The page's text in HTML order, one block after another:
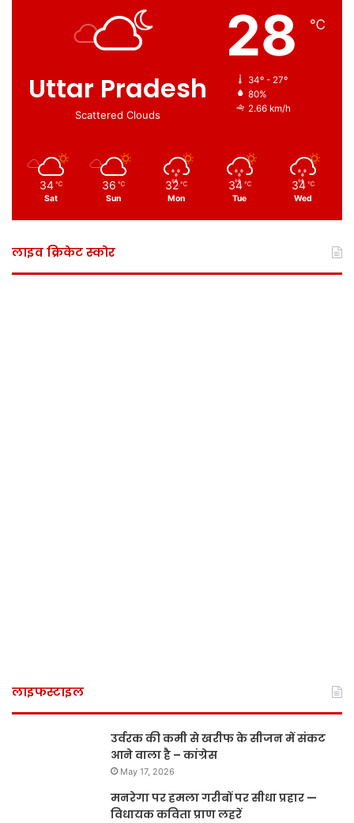
Uttar Pradesh
Scattered Clouds
28 ℃
34º - 27º
80%
2.66 km/h
34 ℃
Sat
36 ℃
Sun
32 ℃
Mon
34 ℃
Tue
34 ℃
Wed
लाइव क्रिकेट स्कोर
लाइफस्टाइल
उर्वरक की कमी से खरीफ के सीजन में संकट
आने वाला है – कांग्रेस
May 17, 2026
मनरेगा पर हमला गरीबों पर सीधा प्रहार —
विधायक कविता प्राण लहरें